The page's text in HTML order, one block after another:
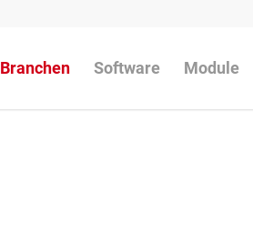
Branchen Software Module